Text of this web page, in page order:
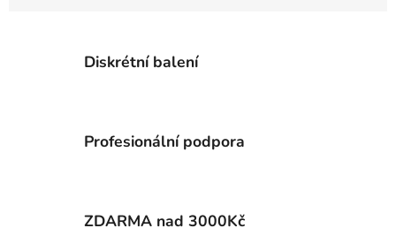
Diskrétní balení
Profesionální podpora
ZDARMA nad 3000Kč